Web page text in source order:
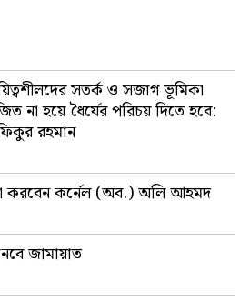
সতর্ক ও সজাগ ভূমিকা
না হয়ে ধৈর্যের পরিচয় দিতে হবে:
রহমান
করবেন কর্নেল (অব.) অলি আহমদ
জামায়াত